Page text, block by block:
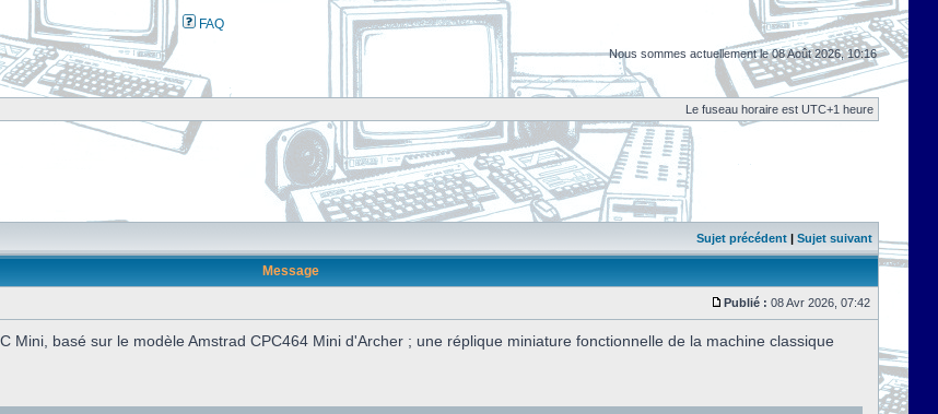
FAQ
Nous sommes actuellement le 08 Août 2026, 10:16
Le fuseau horaire est UTC+1 heure
Sujet précédent | Sujet suivant
Message
Publié : 08 Avr 2026, 07:42
Mini, basé sur le modèle Amstrad CPC464 Mini d'Archer ; une réplique miniature fonctionnelle de la machine classique